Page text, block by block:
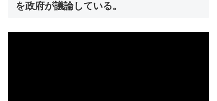
を政府が議論している。